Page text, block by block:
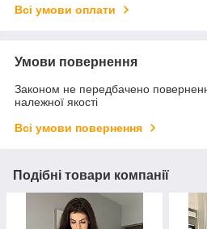
Всі умови оплати
Умови повернення
Законом не передбачено
належної якості
Всі умови повернення
Подібні товари компанії